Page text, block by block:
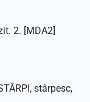
2. [MDA2]
stârpesc,